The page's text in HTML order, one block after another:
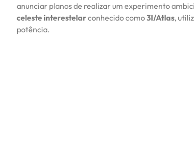
anunciar planos de realizar um experimento
celeste interestelarconhecido como3I/Atlas,
potência.